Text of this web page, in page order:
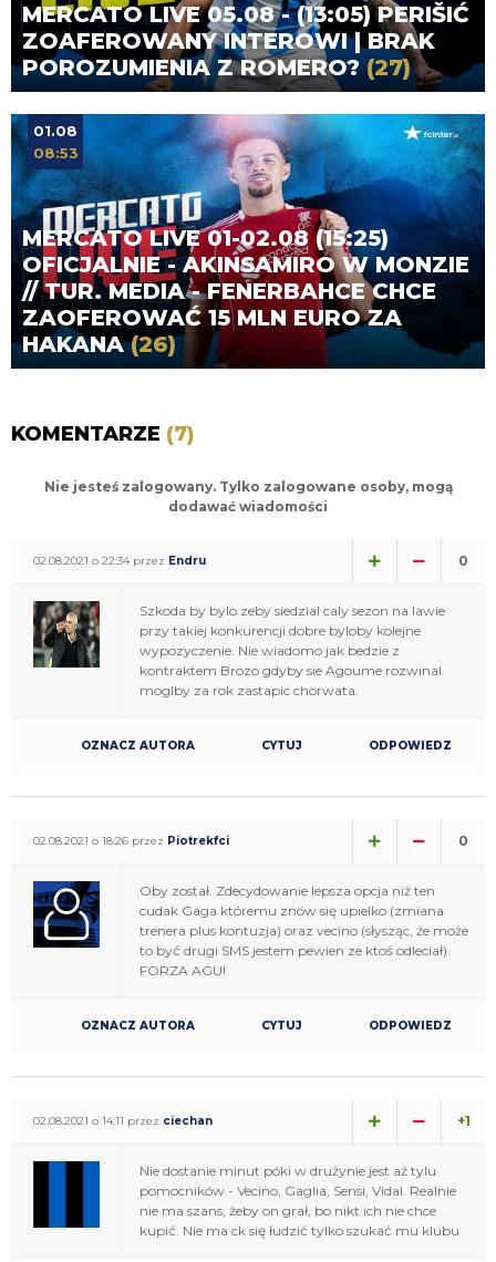
MERCATO LIVE 05.08 - (13:05) PERIŠIĆ
ZOAFEROWANY INTEROWI | BRAK
POROZUMIENIA Z ROMERO?(27)
MERCATO LIVE 01-02.08 (15:25)
OFICJALNIE - AKINSAMIRO W MONZIE
// TUR. MEDIA - FENERBAHCE CHCE
ZAOFEROWAĆ 15 MLN EURO ZA
HAKANA(26)
01.08
08:53
KOMENTARZE (7)
Nie jesteś zalogowany. Tylko zalogowane osoby, mogą
dodawać wiadomości
02.08.2021 o 22:34 przez Endru 0
Szkoda by bylo zeby siedzial caly sezon na lawie
przy takiej konkurencji dobre byloby kolejne
wypozyczenie. Nie wiadomo jak bedzie z
kontraktem Brozo gdyby sie Agoume rozwinal
moglby za rok zastapic chorwata.
OZNACZ AUTORA CYTUJ ODPOWIEDZ
02.08.2021 o 18:26 przez Piotrekfci 0
Oby został. Zdecydowanie lepsza opcja niż ten
cudak Gaga któremu znów się upielko (zmiana
trenera plus kontuzja) oraz vecino (słysząc, że może
to być drugi SMS jestem pewien ze ktoś odleciał).
FORZA AGU!
OZNACZ AUTORA CYTUJ ODPOWIEDZ
02.08.2021 o 14:11 przez ciechan +1
Nie dostanie minut póki w drużynie jest aż tylu
pomocników - Vecino, Gaglia, Sensi, Vidal. Realnie
nie ma szans, żeby on grał, bo nikt ich nie chce
kupić. Nie ma ck się łudzić tylko szukać mu klubu